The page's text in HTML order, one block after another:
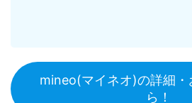
mineo(マイネオ)の詳細・
ら！